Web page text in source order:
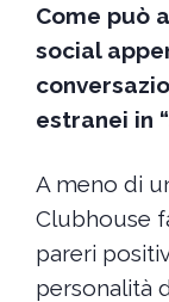
Come può
social
estranei in
A meno di
Clubhouse
pareri
personalità